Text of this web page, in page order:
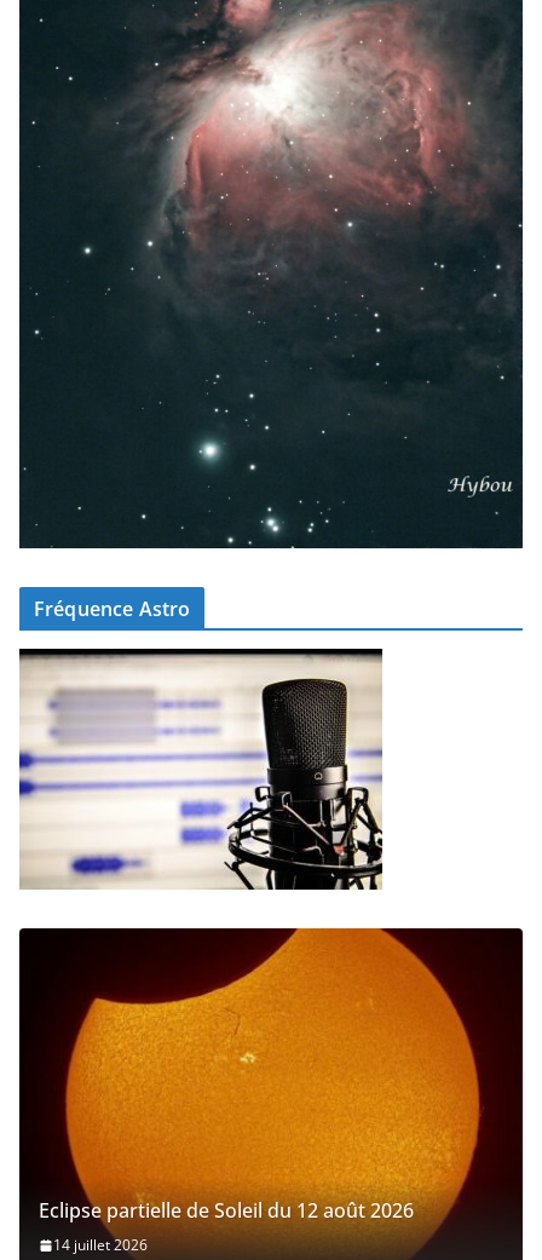
Fréquence Astro
Eclipse partielle de Soleil du 12 août 2026
14 juillet 2026